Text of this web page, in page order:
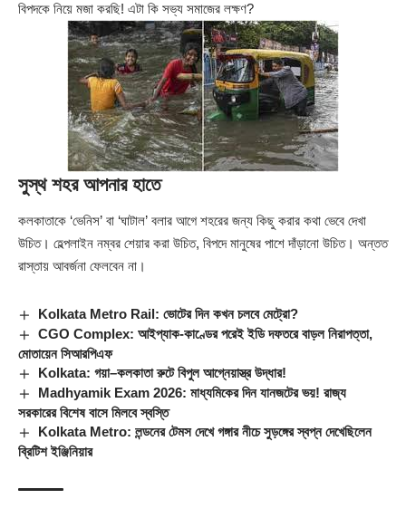
বিপদকে নিয়ে মজা করছি! এটা কি সভ্য সমাজের লক্ষণ?
সুস্থ শহর আপনার হাতে
কলকাতাকে ‘ভেনিস’ বা ‘ঘাটাল’ বলার আগে শহরের জন্য কিছু করার কথা ভেবে দেখা
উচিত। হেল্পলাইন নম্বর শেয়ার করা উচিত, বিপদে মানুষের পাশে দাঁড়ানো উচিত। অন্তত
রাস্তায় আবর্জনা ফেলবেন না।
Kolkata Metro Rail: ভোটের দিন কখন চলবে মেট্রো?
CGO Complex: আইপ্যাক-কাণ্ডের পরেই ইডি দফতরে বাড়ল নিরাপত্তা,
মোতায়েন সিআরপিএফ
Kolkata: গয়া–কলকাতা রুটে বিপুল আগ্নেয়াস্ত্র উদ্ধার!
Madhyamik Exam 2026: মাধ্যমিকের দিন যানজটের ভয়! রাজ্য
সরকারের বিশেষ বাসে মিলবে স্বস্তি
Kolkata Metro: লন্ডনের টেমস দেখে গঙ্গার নীচে সুড়ঙ্গের স্বপ্ন দেখেছিলেন
ব্রিটিশ ইঞ্জিনিয়ার